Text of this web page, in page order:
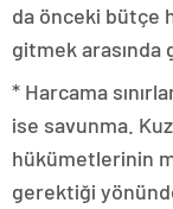
da önceki bütçe
gitmek arasında
* Harcama
ise savunma.
hükümetlerinin
gerektiği